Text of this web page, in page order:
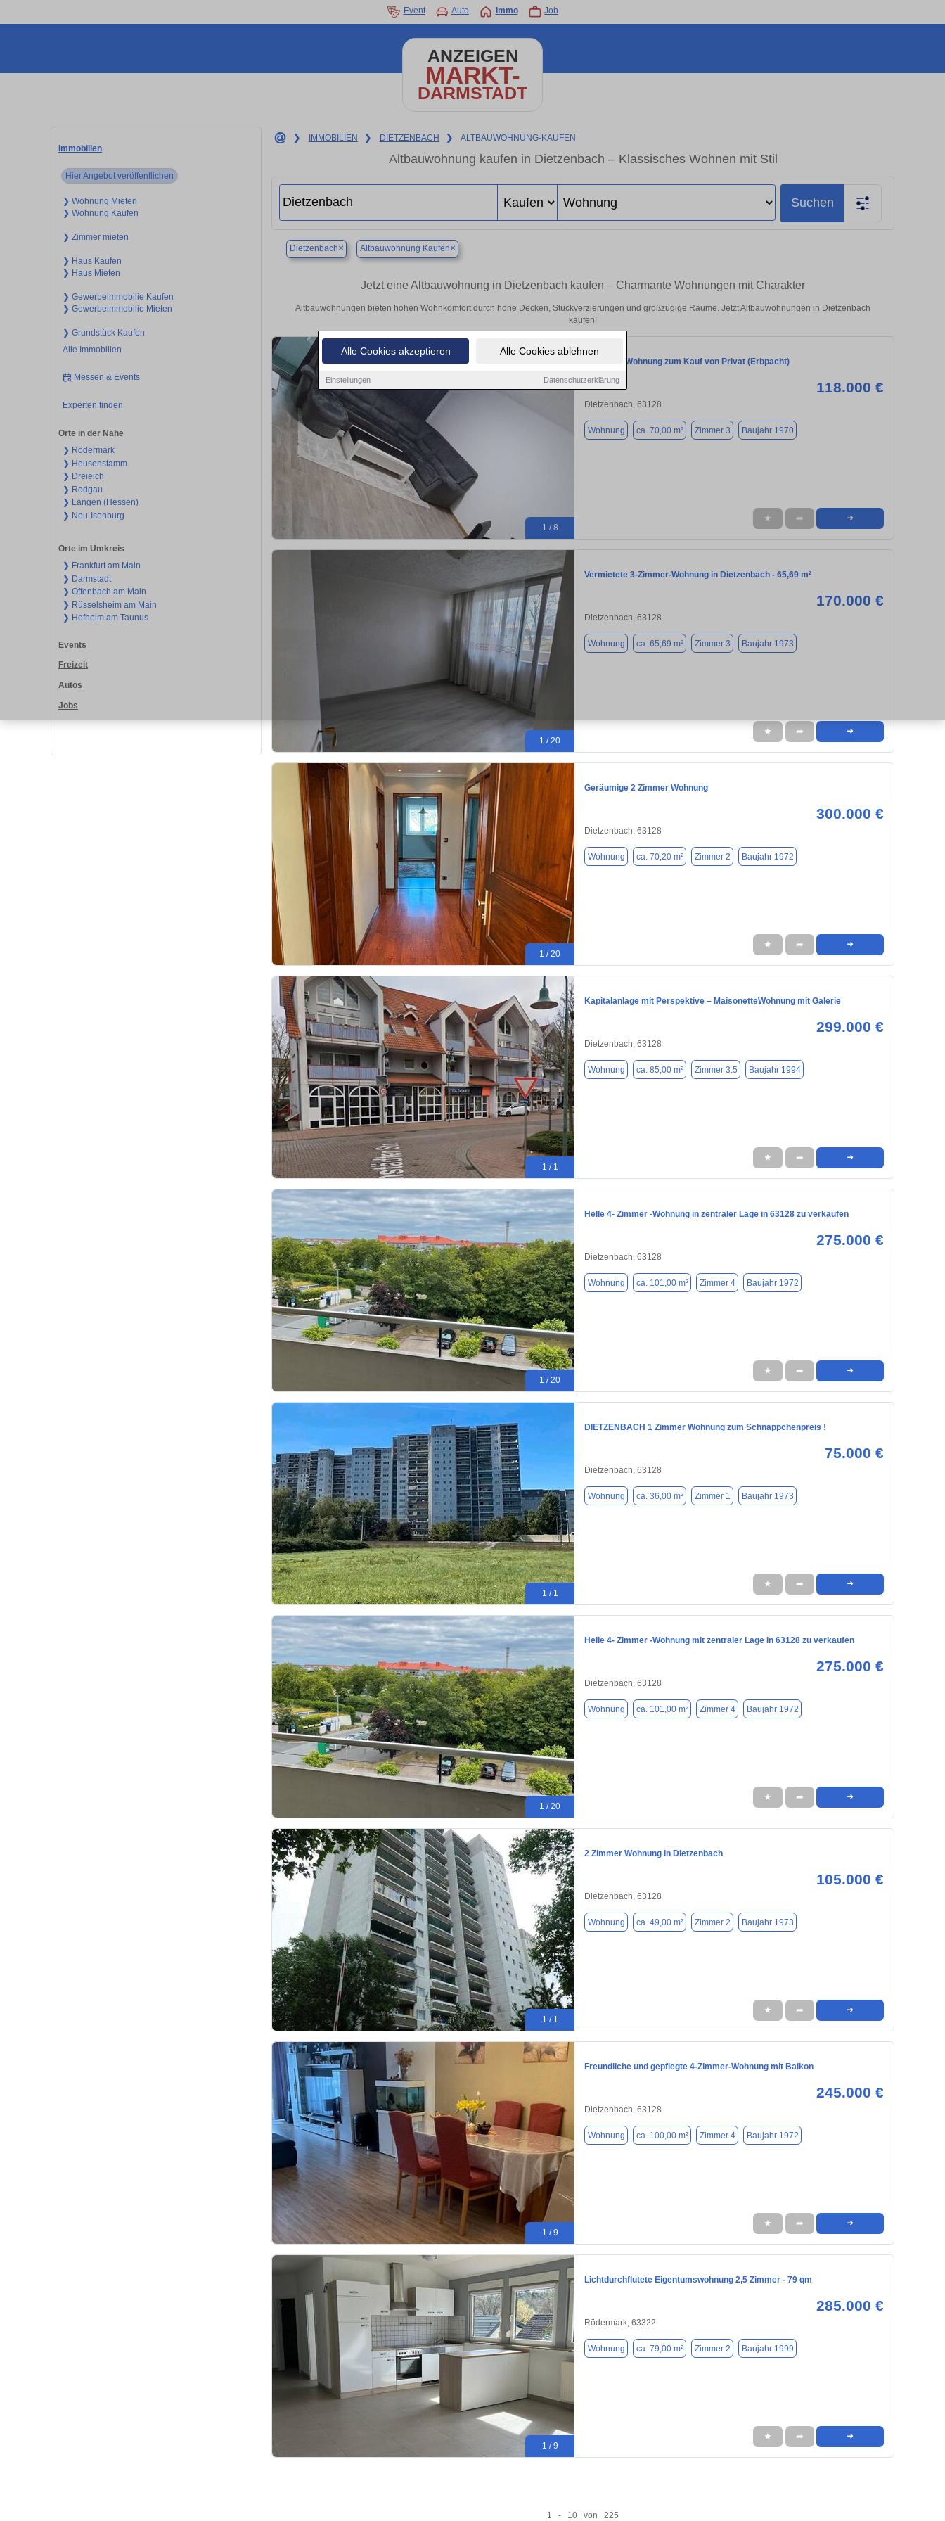
Alle Cookies akzeptieren Alle Cookies ablehnen
Einstellungen Datenschutzerklärung
Event Auto Immo Job
ANZEIGEN
MARKT-
DARMSTADT
Immobilien
Hier Angebot veröffentlichen
❯ Wohnung Mieten
❯ Wohnung Kaufen
❯ Zimmer mieten
❯ Haus Kaufen
❯ Haus Mieten
❯ Gewerbeimmobilie Kaufen
❯ Gewerbeimmobilie Mieten
❯ Grundstück Kaufen
Alle Immobilien
Messen & Events
Experten finden
Orte in der Nähe
❯ Rödermark
❯ Heusenstamm
❯ Dreieich
❯ Rodgau
❯ Langen (Hessen)
❯ Neu-Isenburg
Orte im Umkreis
❯ Frankfurt am Main
❯ Darmstadt
❯ Offenbach am Main
❯ Rüsselsheim am Main
❯ Hofheim am Taunus
Events
Freizeit
Autos
Jobs
❯ IMMOBILIEN ❯ DIETZENBACH ❯ ALTBAUWOHNUNG-KAUFEN
Altbauwohnung kaufen in Dietzenbach – Klassisches Wohnen mit Stil
Suchen
Dietzenbach× Altbauwohnung Kaufen×
Jetzt eine Altbauwohnung in Dietzenbach kaufen – Charmante Wohnungen mit Charakter
Altbauwohnungen bieten hohen Wohnkomfort durch hohe Decken, Stuckverzierungen und großzügige Räume. Jetzt Altbauwohnungen in Dietzenbach
kaufen!
1 / 8
3-Zimmer Wohnung zum Kauf von Privat (Erbpacht)
118.000 €
Dietzenbach, 63128
Wohnung ca. 70,00 m² Zimmer 3 Baujahr 1970
★ ➦ ➜
1 / 20
Vermietete 3-Zimmer-Wohnung in Dietzenbach - 65,69 m²
170.000 €
Dietzenbach, 63128
Wohnung ca. 65,69 m² Zimmer 3 Baujahr 1973
★ ➦ ➜
1 / 20
Geräumige 2 Zimmer Wohnung
300.000 €
Dietzenbach, 63128
Wohnung ca. 70,20 m² Zimmer 2 Baujahr 1972
★ ➦ ➜
1 / 1
Kapitalanlage mit Perspektive – MaisonetteWohnung mit Galerie
299.000 €
Dietzenbach, 63128
Wohnung ca. 85,00 m² Zimmer 3.5 Baujahr 1994
★ ➦ ➜
1 / 20
Helle 4- Zimmer -Wohnung in zentraler Lage in 63128 zu verkaufen
275.000 €
Dietzenbach, 63128
Wohnung ca. 101,00 m² Zimmer 4 Baujahr 1972
★ ➦ ➜
1 / 1
DIETZENBACH 1 Zimmer Wohnung zum Schnäppchenpreis !
75.000 €
Dietzenbach, 63128
Wohnung ca. 36,00 m² Zimmer 1 Baujahr 1973
★ ➦ ➜
1 / 20
Helle 4- Zimmer -Wohnung mit zentraler Lage in 63128 zu verkaufen
275.000 €
Dietzenbach, 63128
Wohnung ca. 101,00 m² Zimmer 4 Baujahr 1972
★ ➦ ➜
1 / 1
2 Zimmer Wohnung in Dietzenbach
105.000 €
Dietzenbach, 63128
Wohnung ca. 49,00 m² Zimmer 2 Baujahr 1973
★ ➦ ➜
1 / 9
Freundliche und gepflegte 4-Zimmer-Wohnung mit Balkon
245.000 €
Dietzenbach, 63128
Wohnung ca. 100,00 m² Zimmer 4 Baujahr 1972
★ ➦ ➜
1 / 9
Lichtdurchflutete Eigentumswohnung 2,5 Zimmer - 79 qm
285.000 €
Rödermark, 63322
Wohnung ca. 79,00 m² Zimmer 2 Baujahr 1999
★ ➦ ➜
1 - 10 von 225